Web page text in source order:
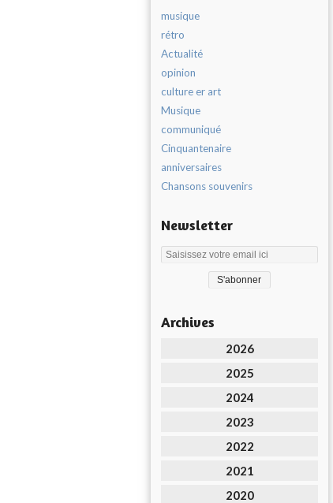
musique
rétro
Actualité
opinion
culture er art
Musique
communiqué
Cinquantenaire
anniversaires
Chansons souvenirs
Newsletter
Archives
2026
2025
2024
2023
2022
2021
2020